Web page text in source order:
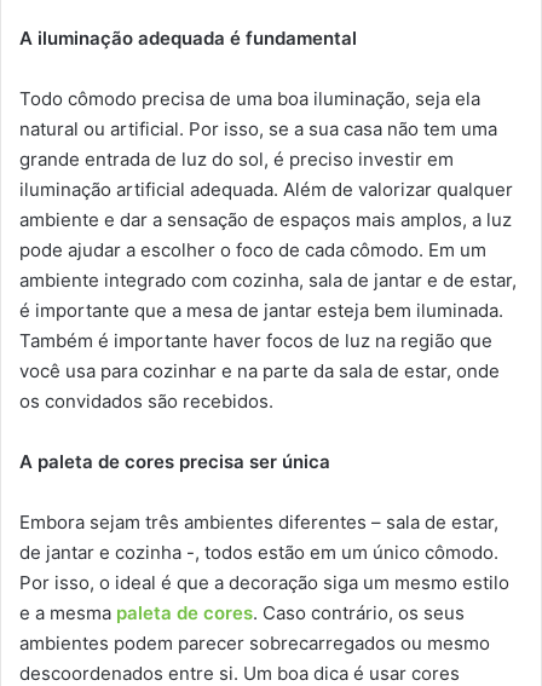
A iluminação adequada é fundamental
Todo cômodo precisa de uma boa iluminação, seja ela
natural ou artificial. Por isso, se a sua casa não tem uma
grande entrada de luz do sol, é preciso investir em
iluminação artificial adequada. Além de valorizar qualquer
ambiente e dar a sensação de espaços mais amplos, a luz
pode ajudar a escolher o foco de cada cômodo. Em um
ambiente integrado com cozinha, sala de jantar e de estar,
é importante que a mesa de jantar esteja bem iluminada.
Também é importante haver focos de luz na região que
você usa para cozinhar e na parte da sala de estar, onde
os convidados são recebidos.
A paleta de cores precisa ser única
Embora sejam três ambientes diferentes – sala de estar,
de jantar e cozinha -, todos estão em um único cômodo.
Por isso, o ideal é que a decoração siga um mesmo estilo
e a mesma paleta de cores. Caso contrário, os seus
ambientes podem parecer sobrecarregados ou mesmo
descoordenados entre si. Um boa dica é usar cores